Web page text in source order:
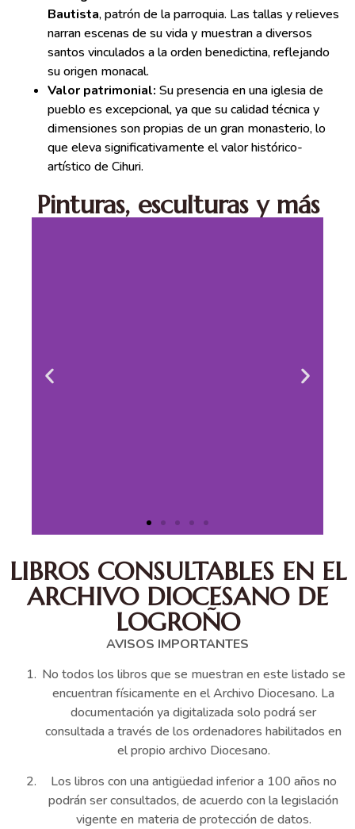
Bautista, patrón de la parroquia. Las tallas y relieves
narran escenas de su vida y muestran a diversos
santos vinculados a la orden benedictina, reflejando
su origen monacal.
Valor patrimonial: Su presencia en una iglesia de
pueblo es excepcional, ya que su calidad técnica y
dimensiones son propias de un gran monasterio, lo
que eleva significativamente el valor histórico-
artístico de Cihuri.
Pinturas, esculturas y más
LIBROS CONSULTABLES EN EL
ARCHIVO DIOCESANO DE
LOGROÑO
AVISOS IMPORTANTES
No todos los libros que se muestran en este listado se
encuentran físicamente en el Archivo Diocesano. La
documentación ya digitalizada solo podrá ser
consultada a través de los ordenadores habilitados en
el propio archivo Diocesano.
Los libros con una antigüedad inferior a 100 años no
podrán ser consultados, de acuerdo con la legislación
vigente en materia de protección de datos.